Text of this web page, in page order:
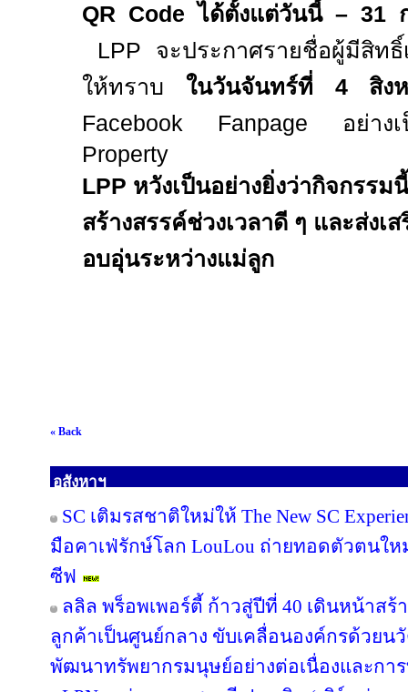
QR Codeได้ตั้งแต่วันนี้– 31
LPP จะประกาศรายชื่อผู้มีสิท
ให้ทราบ ในวันจันทร์ที่ 4 สิ
Facebook Fanpage อย่า
Property
LPP หวังเป็นอย่างยิ่งว่ากิจกรร
สร้างสรรค์ช่วงเวลาดี ๆ และส่ง
อบอุ่นระหว่างแม่ลูก
« Back
อสังหาฯ
SC เติมรสชาติใหม่ให้ The New SC
มือคาเฟ่รักษ์โลก LouLou ถ่ายทอดตัวตนใ
ซีฟ
ลลิล พร็อพเพอร์ตี้ ก้าวสู่ปีที่ 40 เดินหน้าสร้
ลูกค้าเป็นศูนย์กลาง ขับเคลื่อนองค์กรด้วยน
พัฒนาทรัพยากรมนุษย์อย่างต่อเนื่องและกา